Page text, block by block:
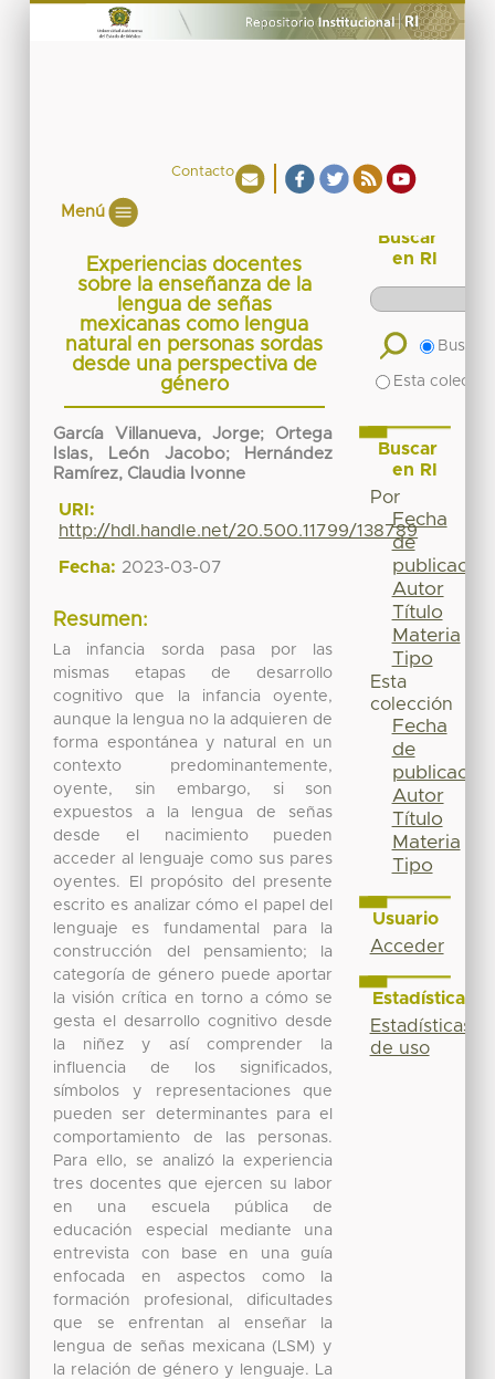
Contacto
Menú
Experiencias docentes
sobre la enseñanza de la
lengua de señas
mexicanas como lengua
natural en personas sordas
desde una perspectiva de
género
García Villanueva, Jorge; Ortega
Islas, León Jacobo;
Hernández
Ramírez, Claudia Ivonne
URI:
http://hdl.handle.net/20.500.11799/138789
Fecha: 2023-03-07
Resumen:
La infancia sorda pasa por las
mismas etapas de desarrollo
cognitivo que la infancia oyente,
aunque la lengua no la adquieren de
forma espontánea y natural en un
contexto predominantemente,
oyente, sin embargo, si son
expuestos a la lengua de señas
desde el nacimiento pueden
acceder al lenguaje como sus pares
oyentes. El propósito del presente
escrito es analizar cómo el papel del
lenguaje es fundamental para la
construcción del pensamiento; la
categoría de género puede aportar
la visión crítica en torno a cómo se
gesta el desarrollo cognitivo desde
la niñez y así comprender la
influencia de los significados,
símbolos y representaciones que
pueden ser determinantes para el
comportamiento de las personas.
Para ello, se analizó la experiencia
tres docentes que ejercen su labor
en una escuela pública de
educación especial mediante una
entrevista con base en una guía
enfocada en aspectos como la
formación profesional, dificultades
que se enfrentan al enseñar la
lengua de señas mexicana (LSM) y
la relación de género y lenguaje. La
Buscar
en RI
Buscar
Esta
Buscar
en RI
Por
Fecha
de
publicación
Autor
Título
Materia
Tipo
Esta
colección
Fecha
de
publicación
Autor
Título
Materia
Tipo
Usuario
Acceder
Estadísticas
Estadísticas
de uso